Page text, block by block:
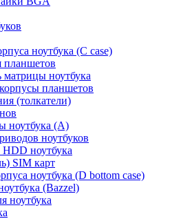
ноутбука (С case)
планшетов
матрицы ноутбука
планшетов
(толкатели)
ноутбука (A)
ноутбуков
ноутбука
SIM карт
ноутбука (D bottom case)
(Bazzel)
ноутбука